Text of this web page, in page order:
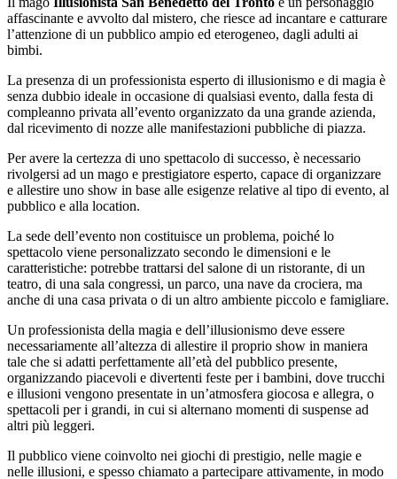
affascinante e avvolto dal mistero, che riesce ad incantare e catturare
l’attenzione di un pubblico ampio ed eterogeneo, dagli adulti ai
bimbi.
La presenza di un professionista esperto di illusionismo e di magia è
senza dubbio ideale in occasione di qualsiasi evento, dalla festa di
compleanno privata all’evento organizzato da una grande azienda,
dal ricevimento di nozze alle manifestazioni pubbliche di piazza.
Per avere la certezza di uno spettacolo di successo, è necessario
rivolgersi ad un mago e prestigiatore esperto, capace di organizzare
e allestire uno show in base alle esigenze relative al tipo di evento, al
pubblico e alla location.
La sede dell’evento non costituisce un problema, poiché lo
spettacolo viene personalizzato secondo le dimensioni e le
caratteristiche: potrebbe trattarsi del salone di un ristorante, di un
teatro, di una sala congressi, un parco, una nave da crociera, ma
anche di una casa privata o di un altro ambiente piccolo e famigliare.
Un professionista della magia e dell’illusionismo deve essere
necessariamente all’altezza di allestire il proprio show in maniera
tale che si adatti perfettamente all’età del pubblico presente,
organizzando piacevoli e divertenti feste per i bambini, dove trucchi
e illusioni vengono presentate in un’atmosfera giocosa e allegra, o
spettacoli per i grandi, in cui si alternano momenti di suspense ad
altri più leggeri.
Il pubblico viene coinvolto nei giochi di prestigio, nelle magie e
nelle illusioni, e spesso chiamato a partecipare attivamente, in modo